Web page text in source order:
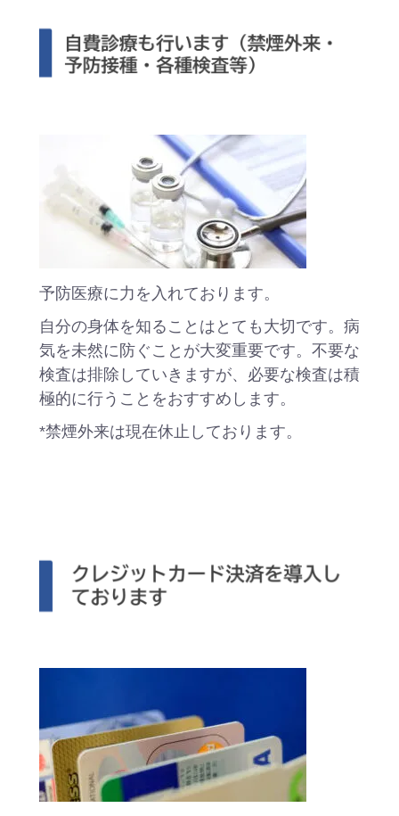
予防医療に力を入れております。
自分の身体を知ることはとても大切です。病
気を未然に防ぐことが大変重要です。不要な
検査は排除していきますが、必要な検査は積
極的に行うことをおすすめします。
*禁煙外来は現在休止しております。